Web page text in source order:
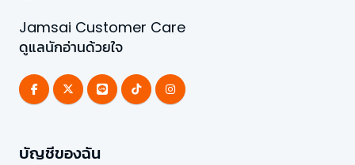
Jamsai Customer Care
ดูแลนักอ่านด้วยใจ
บัญชีของฉัน